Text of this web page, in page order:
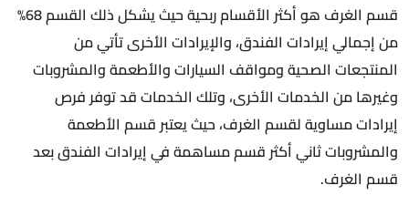
قسم الغرف هو أكثر الأقسام ربحية حيث يشكل ذلك القسم 68%
من إجمالي إيرادات الفندق، والإيرادات الأخرى تأتي من
المنتجعات الصحية ومواقف السيارات والأطعمة والمشروبات
وغيرها من الخدمات الأخرى، وتلك الخدمات قد توفر فرص
إيرادات مساوية لقسم الغرف، حيث يعتبر قسم الأطعمة
والمشروبات ثاني أكثر قسم مساهمة في إيرادات الفندق بعد
قسم الغرف.